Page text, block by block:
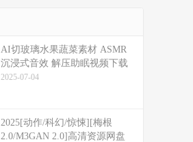
​​AI切玻璃水果蔬菜素材 ASMR
沉浸式音效 解压助眠视频下载
2025-07-04
2025[动作/科幻/惊悚][梅根
2.0/M3GAN 2.0]高清资源网盘